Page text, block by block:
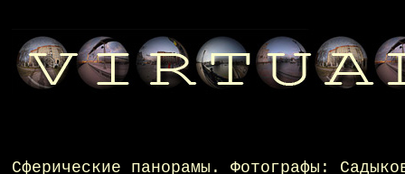
Сферические панорамы . Фотографы: